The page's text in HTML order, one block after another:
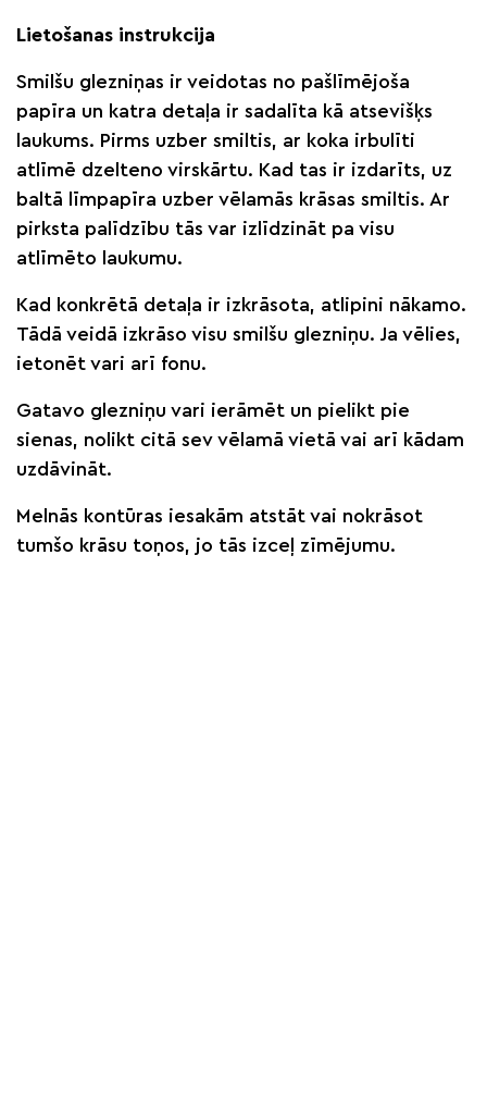
Lietošanas instrukcija
Smilšu glezniņas ir veidotas no pašlīmējoša
papīra un katra detaļa ir sadalīta kā atsevišķs
laukums. Pirms uzber smiltis, ar koka irbulīti
atlīmē dzelteno virskārtu. Kad tas ir izdarīts, uz
baltā līmpapīra uzber vēlamās krāsas smiltis. Ar
pirksta palīdzību tās var izlīdzināt pa visu
atlīmēto laukumu.
Kad konkrētā detaļa ir izkrāsota, atlipini nākamo.
Tādā veidā izkrāso visu smilšu glezniņu. Ja vēlies,
ietonēt vari arī fonu.
Gatavo glezniņu vari ierāmēt un pielikt pie
sienas, nolikt citā sev vēlamā vietā vai arī kādam
uzdāvināt.
Melnās kontūras iesakām atstāt vai nokrāsot
tumšo krāsu toņos, jo tās izceļ zīmējumu.